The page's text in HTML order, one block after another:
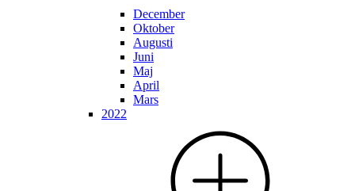
December
Oktober
Augusti
Juni
Maj
April
Mars
2022